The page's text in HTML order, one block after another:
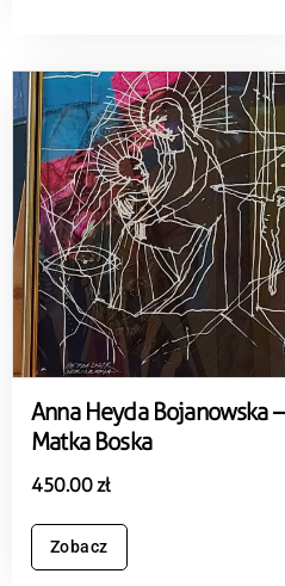
Anna Heyda Bojanowska –
Matka Boska
450.00 zł
Zobacz